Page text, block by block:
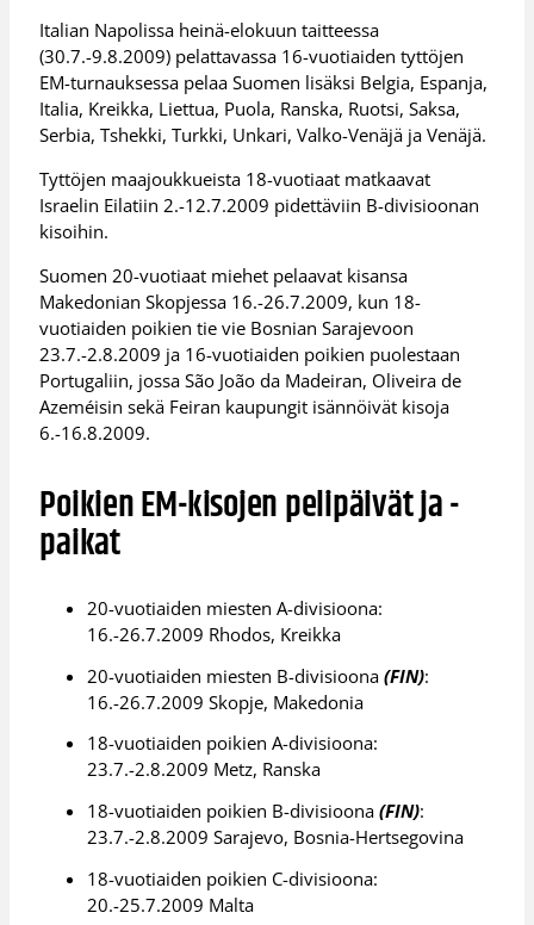
Italian Napolissa heinä-elokuun taitteessa
(30.7.-9.8.2009) pelattavassa 16-vuotiaiden tyttöjen
EM-turnauksessa pelaa Suomen lisäksi Belgia, Espanja,
Italia, Kreikka, Liettua, Puola, Ranska, Ruotsi, Saksa,
Serbia, Tshekki, Turkki, Unkari, Valko-Venäjä ja Venäjä.
Tyttöjen maajoukkueista 18-vuotiaat matkaavat
Israelin Eilatiin 2.-12.7.2009 pidettäviin B-divisioonan
kisoihin.
Suomen 20-vuotiaat miehet pelaavat kisansa
Makedonian Skopjessa 16.-26.7.2009, kun 18-
vuotiaiden poikien tie vie Bosnian Sarajevoon
23.7.-2.8.2009 ja 16-vuotiaiden poikien puolestaan
Portugaliin, jossa São João da Madeiran, Oliveira de
Azeméisin sekä Feiran kaupungit isännöivät kisoja
6.-16.8.2009.
Poikien EM-kisojen pelipäivät ja -
paikat
20-vuotiaiden miesten A-divisioona:
16.-26.7.2009 Rhodos, Kreikka
20-vuotiaiden miesten B-divisioona(FIN):
16.-26.7.2009 Skopje, Makedonia
18-vuotiaiden poikien A-divisioona:
23.7.-2.8.2009 Metz, Ranska
18-vuotiaiden poikien B-divisioona(FIN):
23.7.-2.8.2009 Sarajevo, Bosnia-Hertsegovina
18-vuotiaiden poikien C-divisioona:
20.-25.7.2009 Malta